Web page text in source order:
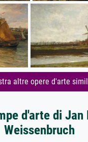
altre opere d'arte
d'arte di Jan
Weissenbruch